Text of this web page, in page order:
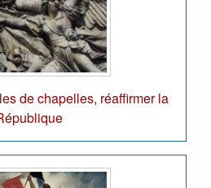
de chapelles, réaffirmer la